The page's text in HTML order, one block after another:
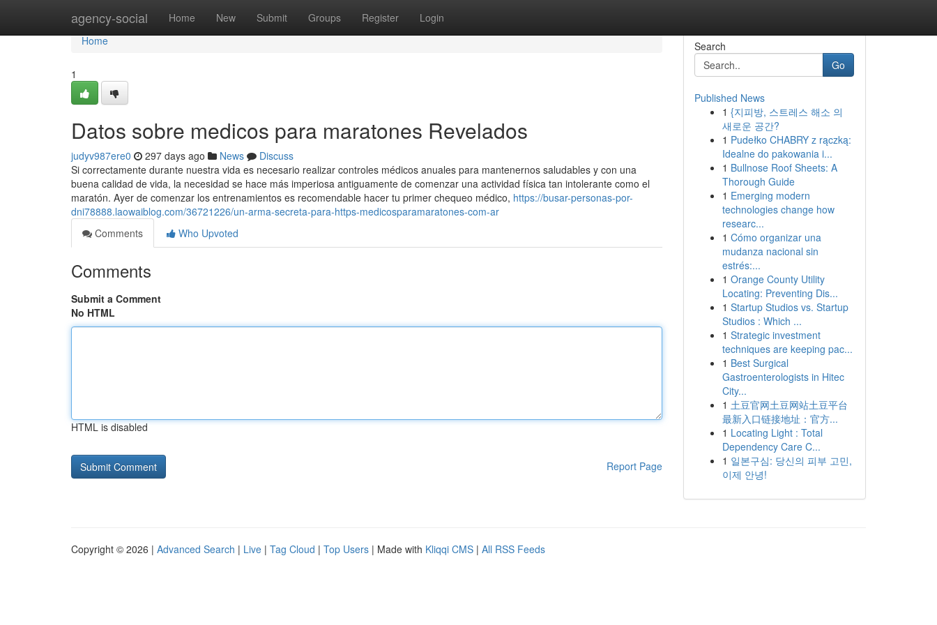
agency-social Home New Submit Groups Register Login
Home
Home
1
Datos sobre medicos para maratones Revelados
judyv987ere0 297 days ago News
Discuss
Si correctamente durante nuestra vida es necesario realizar controles médicos anuales para mantenernos saludables y con una
buena calidad de vida, la necesidad se hace más imperiosa antiguamente de comenzar una actividad física tan intolerante como el
maratón. Ayer de comenzar los entrenamientos es recomendable hacer tu primer chequeo médico, https://busar-personas-por-
dni78888.laowaiblog.com/36721226/un-arma-secreta-para-https-medicosparamaratones-com-ar
Comments
Who Upvoted
Comments
Submit a Comment
No HTML
HTML is disabled
Report Page
Search
Go
Published News
1 {지피방, 스트레스 해소 의
새로운 공간?
1 Pudełko CHABRY z rączką:
Idealne do pakowania i...
1 Bullnose Roof Sheets: A
Thorough Guide
1 Emerging modern
technologies change how
researc...
1 Cómo organizar una
mudanza nacional sin
estrés:...
1 Orange County Utility
Locating: Preventing Dis...
1 Startup Studios vs. Startup
Studios : Which ...
1 Strategic investment
techniques are keeping pac...
1 Best Surgical
Gastroenterologists in Hitec
City...
1 土豆官网土豆网站土豆平台
最新入口链接地址：官方...
1 Locating Light : Total
Dependency Care C...
1 일본구심: 당신의 피부 고민,
이제 안녕!
Copyright © 2026 | Advanced Search | Live | Tag Cloud | Top Users | Made with Kliqqi CMS | All RSS Feeds